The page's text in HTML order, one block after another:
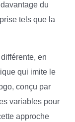
du
tels que la
en
qui imite le
conçu par
variables pour
approche